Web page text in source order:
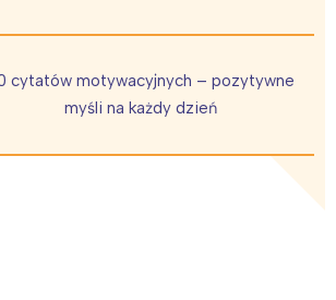
cytatów motywacyjnych – pozytywne
myśli na każdy dzień
mnie wydarzenia z
tego regionu: